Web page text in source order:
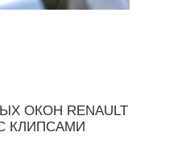
ОКОН RENAULT
С КЛИПСАМИ